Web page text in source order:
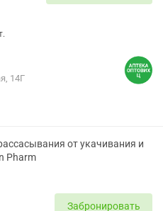
14Г
от укачивания и
Pharm
Забронировать